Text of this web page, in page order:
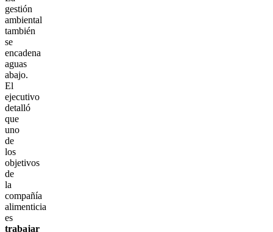
gestión
ambiental
también
se
encadena
aguas
abajo.
El
ejecutivo
detalló
que
uno
de
los
objetivos
de
la
compañía
alimenticia
es
trabajar